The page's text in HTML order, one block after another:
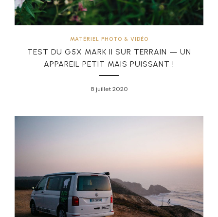
MATÉRIEL PHOTO & VIDÉO
TEST DU G5X MARK II SUR TERRAIN — UN
APPAREIL PETIT MAIS PUISSANT !
8 juillet 2020